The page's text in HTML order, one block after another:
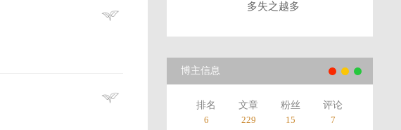
多失之越多
博主信息
排名
6
文章
229
粉丝
15
评论
7